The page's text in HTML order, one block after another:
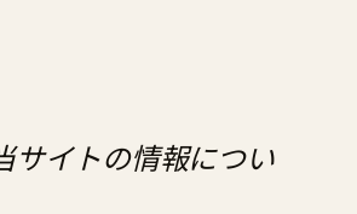
サイトの情報につい